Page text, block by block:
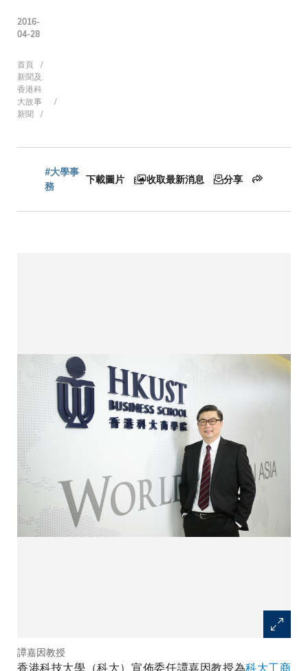
2016-
04-28
導
航
連
首頁
新聞及
香港科
大故事
新聞
#大學事
務
下載圖片 收取最新消息 分享
譚嘉因教授
香港科技大學（科大）宣佈委任譚嘉因教授為科大工商